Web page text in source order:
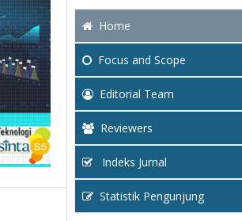
Home
Focus and Scope
Editorial Team
Reviewers
Indeks Jurnal
Statistik Pengunjung